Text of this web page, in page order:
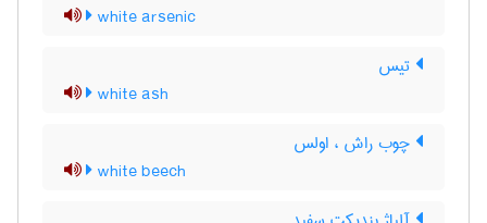
white arsenic
تیس
white ash
چوب راش ، اولس
white beech